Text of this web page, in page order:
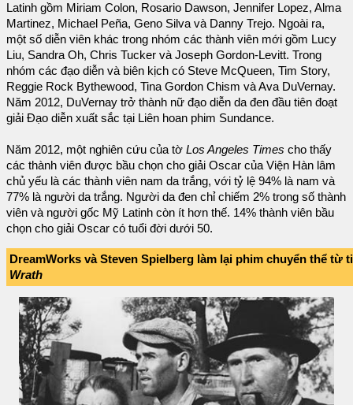
Latinh gồm Miriam Colon, Rosario Dawson, Jennifer Lopez, Alma
Martinez, Michael Peña, Geno Silva và Danny Trejo. Ngoài ra,
một số diễn viên khác trong nhóm các thành viên mới gồm Lucy
Liu, Sandra Oh, Chris Tucker và Joseph Gordon-Levitt. Trong
nhóm các đạo diễn và biên kịch có Steve McQueen, Tim Story,
Reggie Rock Bythewood, Tina Gordon Chism và Ava DuVernay.
Năm 2012, DuVernay trở thành nữ đạo diễn da đen đầu tiên đoạt
giải Đạo diễn xuất sắc tại Liên hoan phim Sundance.
Năm 2012, một nghiên cứu của tờ Los Angeles Times cho thấy
các thành viên được bầu chọn cho giải Oscar của Viện Hàn lâm
chủ yếu là các thành viên nam da trắng, với tỷ lệ 94% là nam và
77% là người da trắng. Người da đen chỉ chiếm 2% trong số thành
viên và người gốc Mỹ Latinh còn ít hơn thế. 14% thành viên bầu
chọn cho giải Oscar có tuổi đời dưới 50.
DreamWorks và Steven Spielberg làm lại phim chuyển thể từ
Wrath